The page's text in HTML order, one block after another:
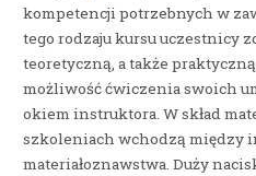
kompetencji potrzebnych w
tego rodzaju kursu uczestnicy
teoretyczną, a także
możliwość ćwiczenia swoich
okiem instruktora. W skład
szkoleniach wchodzą między
materiałoznawstwa. Duży